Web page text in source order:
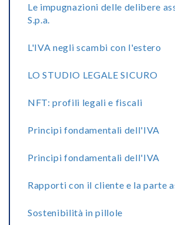
Le impugnazioni delle delibere
S.p.a.
L'IVA negli scambi con l'estero
LO STUDIO LEGALE SICURO
NFT: profili legali e fiscali
Principi fondamentali dell'IVA
Principi fondamentali dell'IVA
Rapporti con il cliente e la parte
Sostenibilità in pillole